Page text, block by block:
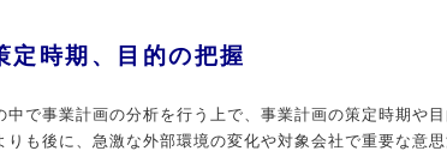
定時期、目的の把握
で事業計画の分析を行う上で、事業計画の策定時期や
も後に、急激な外部環境の変化や対象会社で重要な意